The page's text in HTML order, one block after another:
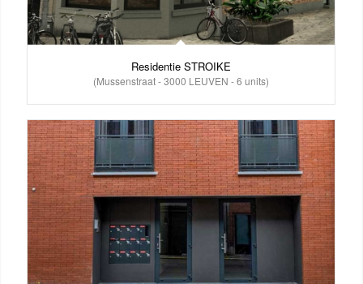
Residentie STROIKE
(Mussenstraat - 3000 LEUVEN - 6 units)